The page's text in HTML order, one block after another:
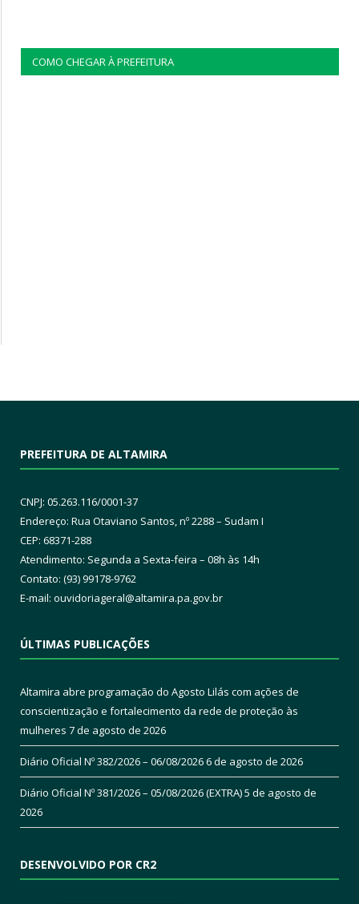
COMO CHEGAR À PREFEITURA
PREFEITURA DE ALTAMIRA
CNPJ: 05.263.116/0001-37
Endereço: Rua Otaviano Santos, nº 2288 – Sudam I
CEP: 68371-288
Atendimento: Segunda a Sexta-feira – 08h às 14h
Contato: (93) 99178-9762
E-mail: ouvidoriageral@altamira.pa.gov.br
ÚLTIMAS PUBLICAÇÕES
Altamira abre programação do Agosto Lilás com ações de
conscientização e fortalecimento da rede de proteção às
mulheres 7 de agosto de 2026
Diário Oficial Nº 382/2026 – 06/08/20266 de agosto de 2026
Diário Oficial Nº 381/2026 – 05/08/2026 (EXTRA)5 de agosto de
2026
DESENVOLVIDO POR CR2